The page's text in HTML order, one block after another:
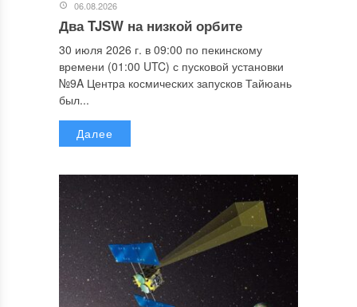
06.08.2026
Два TJSW на низкой орбите
30 июля 2026 г. в 09:00 по пекинскому
времени (01:00 UTC) с пусковой установки
№9A Центра космических запусков Тайюань
был...
Далее